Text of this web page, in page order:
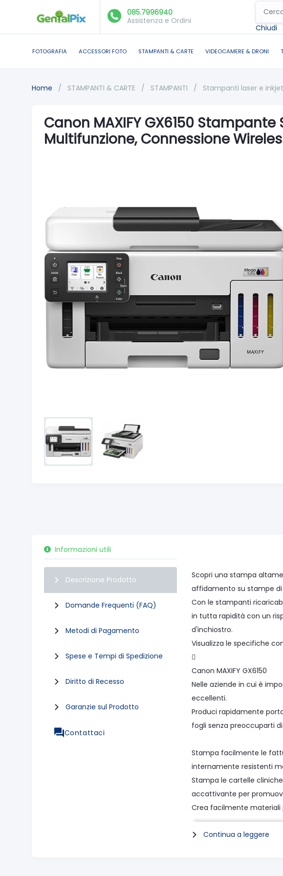
085.7996940
Assistenza e Ordini
Chiudi
FOTOGRAFIA ACCESSORI FOTO STAMPANTI & CARTE VIDEOCAMERE & DRONI
Home / STAMPANTI & CARTE / STAMPANTI / Stampanti laser e inkjet
Canon MAXIFY GX6150 Stampante
Multifunzione, Connessione
Informazioni utili
Descrizione Prodotto
Domande Frequenti (FAQ)
Metodi di Pagamento
Spese e Tempi di Spedizione
Diritto di Recesso
Garanzie sul Prodotto
Contattaci
Scopri una stampa
affidamento su stampe
Con le stampanti
in tutta rapidità con un
d'inchiostro.
Visualizza le specifiche

Canon MAXIFY GX6150
Nelle aziende in cui è
eccellenti.
Produci rapidamente
fogli senza preoccuparti
Stampa facilmente le
internamente resistenti
Stampa le cartelle
accattivante per
Crea facilmente materiali
Costi di stampa contenuti
Continua a leggere